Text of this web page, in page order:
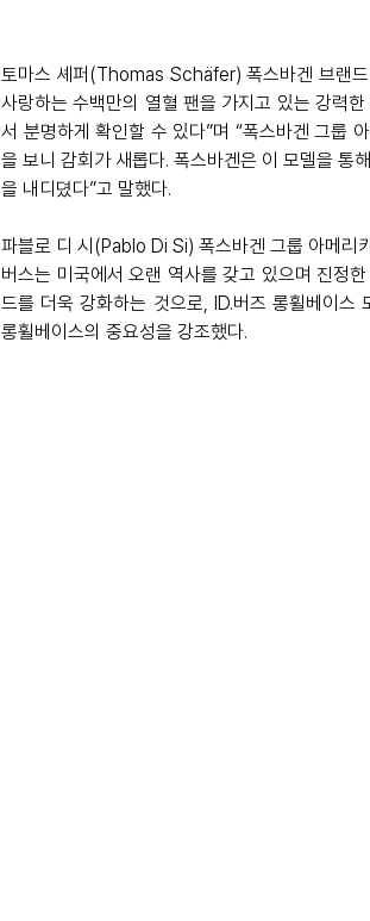
토마스 셰퍼(Thomas Schäfer) 폭스바겐 브랜
사랑하는 수백만의 열혈 팬을 가지고 있는 강력
서 분명하게 확인할 수 있다”며 “폭스바겐 그룹
을 보니 감회가 새롭다. 폭스바겐은 이 모델을 통
을 내디뎠다”고 말했다.
파블로 디 시(Pablo Di Si) 폭스바겐 그룹 아메리
버스는 미국에서 오랜 역사를 갖고 있으며 진정
드를 더욱 강화하는 것으로, ID.버즈 롱휠베이스
롱휠베이스의 중요성을 강조했다.